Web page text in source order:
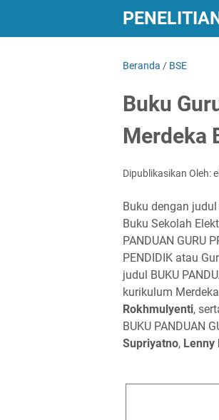
Beranda / BSE
Buku
Merdeka
Dipublikasikan Oleh:
Buku dengan judul
Buku Sekolah
PANDUAN GURU
PENDIDIK atau
judul BUKU
kurikulum
Rokhmulyenti,
BUKU PANDUAN
Supriyatno, Lenny